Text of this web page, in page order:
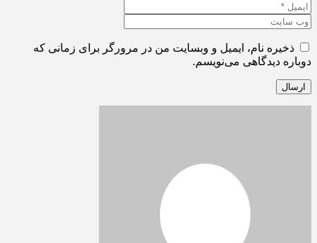
ذخیره نام، ایمیل و وبسایت من در مرورگر برای زمانی که
دوباره دیدگاهی می‌نویسم.
ارسال